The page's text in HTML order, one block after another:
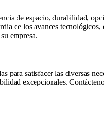
de espacio, durabilidad,
de los avances tecnológicos,
empresa.
para satisfacer las diversas
excepcionales.